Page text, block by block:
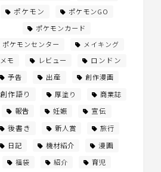
ポケモン
ポケモンGO
ポケモンカード
ポケモンセンター
メイキング
メモ
レビュー
ロンドン
予告
出産 創作漫画
創作語り 厚塗り
商業誌
報告
妊娠 宣伝
後書き 新人賞
旅行
日記
機材紹介 漫画
福袋 紹介
育児